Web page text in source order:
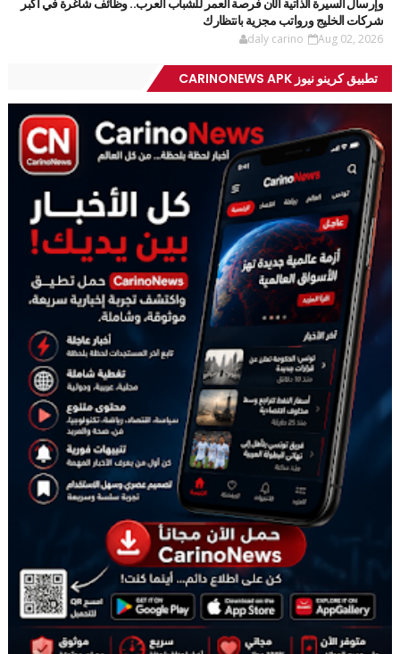
وإرسال السيرة الذاتية الآن فرصة العمر للشباب العرب.. وظائف شاغرة في أكبر
شركات الخليج ورواتب مجزية بانتظارك
daly carino Aug 02, 2026
تطبيق كرينو نيوز CARINONEWS APK